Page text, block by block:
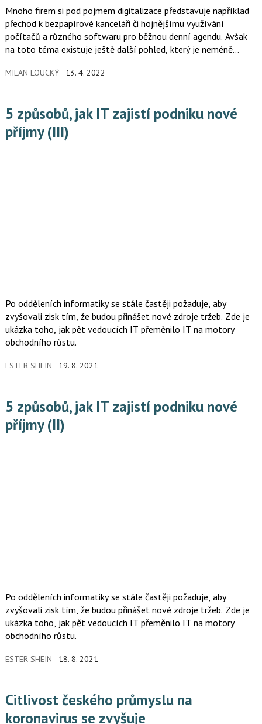
Mnoho firem si pod pojmem digitalizace představuje například
přechod k bezpapírové kanceláři či hojnějšímu využívání
počítačů a různého softwaru pro běžnou denní agendu. Avšak
na toto téma existuje ještě další pohled, který je neméně
MILAN LOUCKÝ 13. 4. 2022
5 způsobů, jak IT zajistí podniku nové
příjmy (III)
Po odděleních informatiky se stále častěji požaduje, aby
zvyšovali zisk tím, že budou přinášet nové zdroje tržeb. Zde je
ukázka toho, jak pět vedoucích IT přeměnilo IT na motory
obchodního růstu.
ESTER SHEIN 19. 8. 2021
5 způsobů, jak IT zajistí podniku nové
příjmy (II)
Po odděleních informatiky se stále častěji požaduje, aby
zvyšovali zisk tím, že budou přinášet nové zdroje tržeb. Zde je
ukázka toho, jak pět vedoucích IT přeměnilo IT na motory
obchodního růstu.
ESTER SHEIN 18. 8. 2021
Citlivost českého průmyslu na
koronavirus se zvyšuje